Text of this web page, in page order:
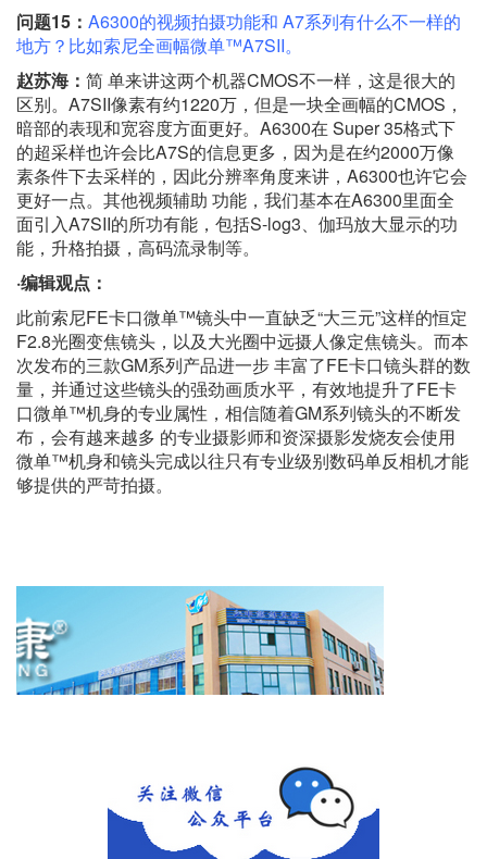
问题15： A6300的视频拍摄功能和 A7系列有什么不一样的
地方？比如索尼全画幅微单™A7SII。
赵苏海： 简 单来讲这两个机器CMOS不一样，这是很大的
区别。A7SII像素有约1220万，但是一块全画幅的CMOS，
暗部的表现和宽容度方面更好。A6300在 Super 35格式下
的超采样也许会比A7S的信息更多，因为是在约2000万像
素条件下去采样的，因此分辨率角度来讲，A6300也许它会
更好一点。其他视频辅助 功能，我们基本在A6300里面全
面引入A7SII的所功有能，包括S-log3、伽玛放大显示的功
能，升格拍摄，高码流录制等。
·编辑观点：
此前索尼FE卡口微单™镜头中一直缺乏“大三元”这样的恒定
F2.8光圈变焦镜头，以及大光圈中远摄人像定焦镜头。而本
次发布的三款GM系列产品进一步 丰富了FE卡口镜头群的数
量，并通过这些镜头的强劲画质水平，有效地提升了FE卡
口微单™机身的专业属性，相信随着GM系列镜头的不断发
布，会有越来越多 的专业摄影师和资深摄影发烧友会使用
微单™机身和镜头完成以往只有专业级别数码单反相机才能
够提供的严苛拍摄。